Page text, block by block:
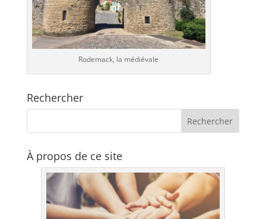
Rodemack, la médiévale
Rechercher
À propos de ce site